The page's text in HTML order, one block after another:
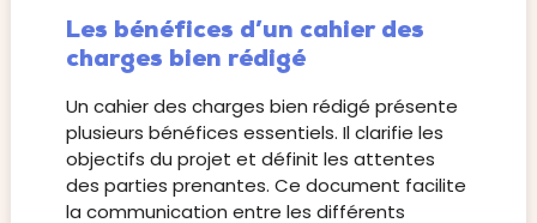
Les bénéfices d’un cahier des
charges bien rédigé
Un cahier des charges bien rédigé présente
plusieurs bénéfices essentiels. Il clarifie les
objectifs du projet et définit les attentes
des parties prenantes. Ce document facilite
la communication entre les différents